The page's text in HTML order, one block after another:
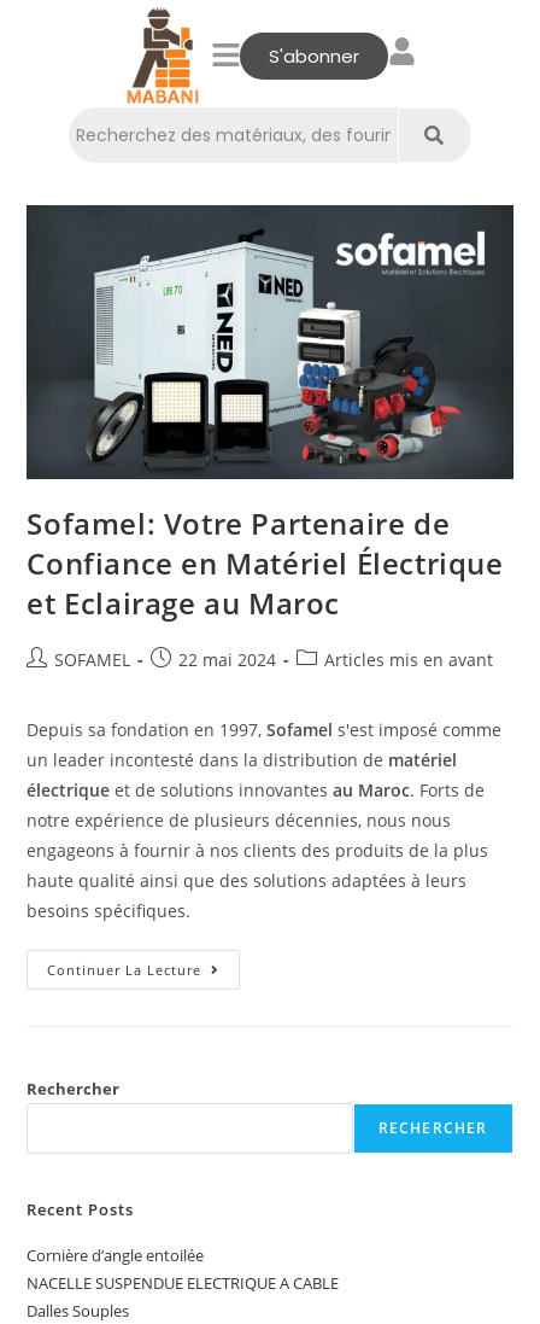
S'abonner
Sofamel: Votre Partenaire de
Confiance en Matériel Électrique
et Eclairage au Maroc
SOFAMEL 22 mai 2024 Articles mis en avant
Depuis sa fondation en 1997,Sofamel s'est imposé comme
un leader incontesté dans la distribution de matériel
électrique et de solutions innovantesau Maroc. Forts de
notre expérience de plusieurs décennies, nous nous
engageons à fournir à nos clients des produits de la plus
haute qualité ainsi que des solutions adaptées à leurs
besoins spécifiques.
Continuer La Lecture
Rechercher
RECHERCHER
Recent Posts
Cornière d’angle entoilée
NACELLE SUSPENDUE ELECTRIQUE A CABLE
Dalles Souples